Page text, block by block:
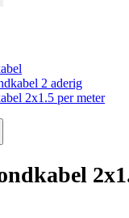
2 aderig
2x1.5 per meter